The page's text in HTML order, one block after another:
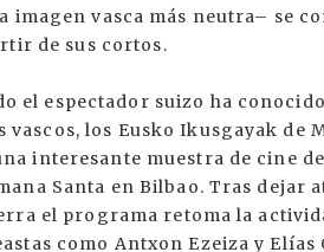
imagen vasca más neutra– se
de sus cortos.
el espectador suizo ha
los Eusko Ikusgayak de
interesante muestra de cine
Santa en Bilbao. Tras dejar
el programa retoma la
como Antxon Ezeiza y Elías